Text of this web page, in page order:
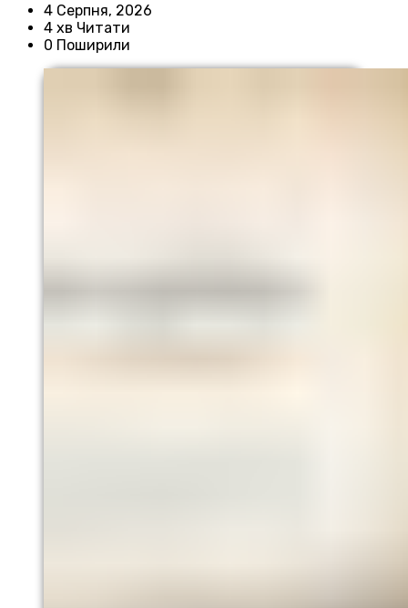
4 Серпня, 2026
4 хв Читати
0 Поширили